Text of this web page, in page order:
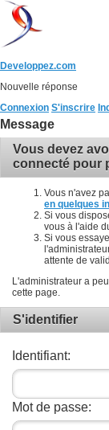
Developpez.com
Nouvelle réponse
Connexion S'inscrire
Message
Vous devez
connecté pour
Vous n'avez
en quelques
Si vous
vous à l'aide
Si vous
attente de
L'administrateur a
cette page.
S'identifier
Identifiant:
Mot de passe: